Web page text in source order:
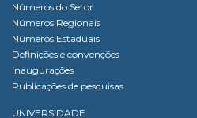
Números do Setor
Números Regionais
Números Estaduais
Definições e convenções
Inaugurações
Publicações de pesquisas
UNIVERSIDADE